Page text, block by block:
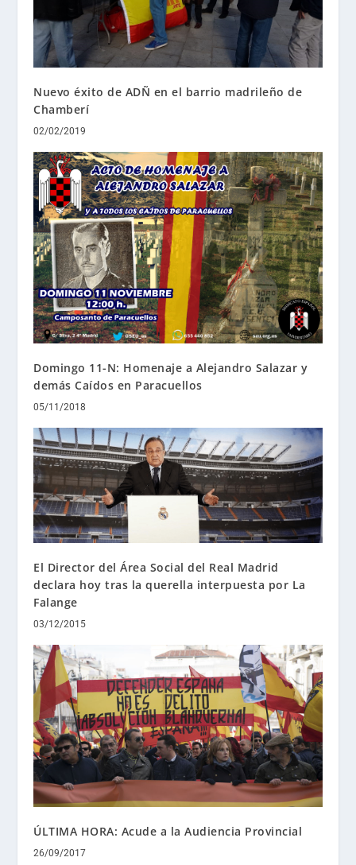
Nuevo éxito de ADÑ en el barrio madrileño de
Chamberí
02/02/2019
Domingo 11-N: Homenaje a Alejandro Salazar y
demás Caídos en Paracuellos
05/11/2018
El Director del Área Social del Real Madrid
declara hoy tras la querella interpuesta por La
Falange
03/12/2015
ÚLTIMA HORA: Acude a la Audiencia Provincial
26/09/2017